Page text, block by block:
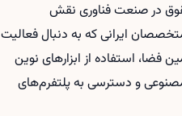
حقوق در صنعت فناوری نقش
ایرانی که به دنبال فعالیت
فضا، استفاده از ابزارهای نوین
و دسترسی به پلتفرم‌های